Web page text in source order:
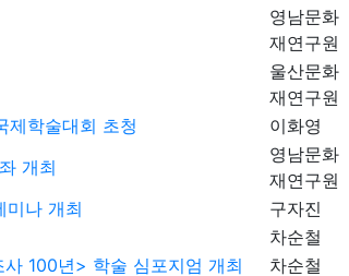
영남문화
재연구원
울산문화
재연구원
제학술대회 초청 이화영
개최
영남문화
재연구원
미나 개최 구자진
차순철
100년> 학술 심포지엄 개최 차순철